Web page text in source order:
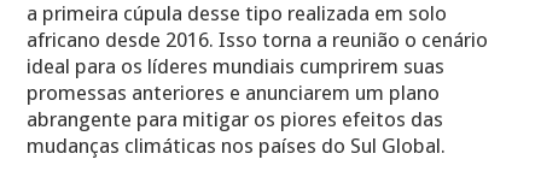
a primeira cúpula desse tipo realizada em solo
africano desde 2016. Isso torna a reunião o cenário
ideal para os líderes mundiais cumprirem suas
promessas anteriores e anunciarem um plano
abrangente para mitigar os piores efeitos das
mudanças climáticas nos países do Sul Global.